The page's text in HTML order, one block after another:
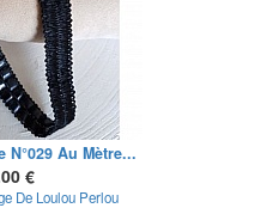
N°029 Au Mètre...
€
De Loulou Perlou